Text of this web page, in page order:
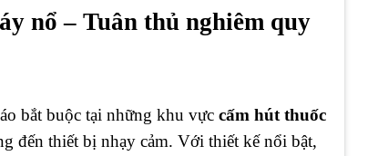
nổ – Tuân thủ nghiêm quy
bắt buộc tại những khu vực cấm hút thuốc
đến thiết bị nhạy cảm. Với thiết kế nổi bật,